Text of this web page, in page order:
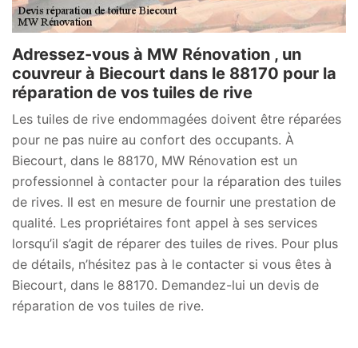
Adressez-vous à MW Rénovation , un
couvreur à Biecourt dans le 88170 pour la
réparation de vos tuiles de rive
Les tuiles de rive endommagées doivent être réparées
pour ne pas nuire au confort des occupants. À
Biecourt, dans le 88170, MW Rénovation est un
professionnel à contacter pour la réparation des tuiles
de rives. Il est en mesure de fournir une prestation de
qualité. Les propriétaires font appel à ses services
lorsqu’il s’agit de réparer des tuiles de rives. Pour plus
de détails, n’hésitez pas à le contacter si vous êtes à
Biecourt, dans le 88170. Demandez-lui un devis de
réparation de vos tuiles de rive.